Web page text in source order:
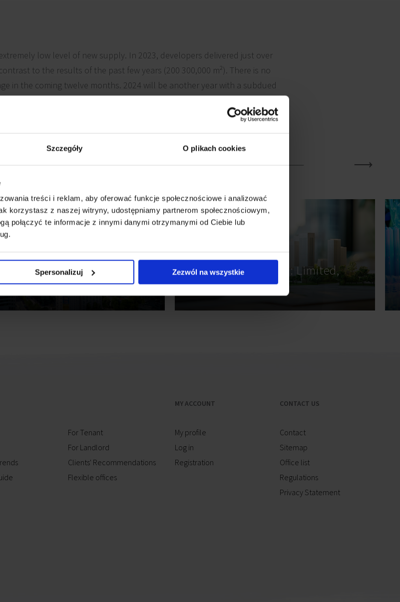
Szczegóły O plikach cookies
treści i reklam, aby oferować funkcje społecznościowe i analizować
korzystasz z naszej witryny, udostępniamy partnerom społecznościowym,
połączyć te informacje z innymi danymi otrzymanymi od Ciebie lub
Spersonalizuj Zezwól na wszystkie
low level of new supply. In 2023, developers delivered just over
to the results of the past few years (200 300,000 m²). There is no
in the coming twelve months. 2024 will be another year with a subdued
office market, Q2
Land Market 2026: Limited,
Pricier, Evolving
For Tenant
For Landlord
Clients' Recommendations
Flexible offices
MY ACCOUNT
My profile
Log in
Registration
CONTACT US
Contact
Sitemap
Office list
Regulations
Privacy Statement